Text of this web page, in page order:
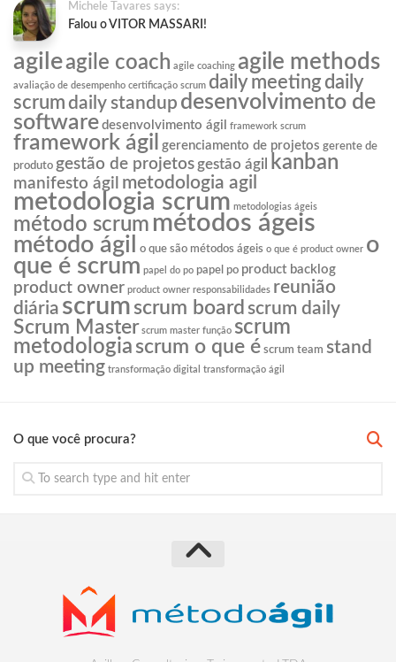
Michele Tavares says:
Falou o VITOR MASSARI!
agileagile coach agile coaching agile methods
avaliação de desempenho certificação scrum daily meeting daily
scrumdaily standup desenvolvimento de
software desenvolvimento ágil framework scrum
framework ágil gerenciamento de projetos gerente de
produto gestão de projetos gestão ágil kanban
manifesto ágil metodologia agil
metodologia scrum metodologias ágeis
método scrum métodos ágeis
método ágil o que são métodos ágeis o que é product owner o
que é scrum papel do po papel po product backlog
product owner product owner responsabilidades reunião
diária scrum scrum board scrum daily
Scrum Master scrum master função scrum
metodologia scrum o que é scrum team stand
up meeting transformação digital transformação ágil
O que você procura?